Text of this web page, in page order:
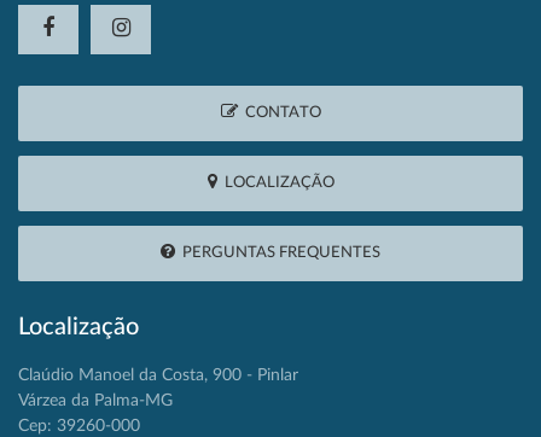
CONTATO
LOCALIZAÇÃO
PERGUNTAS FREQUENTES
Localização
Claúdio Manoel da Costa, 900 - Pinlar
Várzea da Palma-MG
Cep: 39260-000